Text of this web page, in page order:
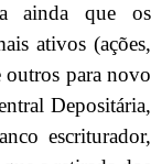
ainda que os
ativos (ações,
para novo
Depositária,
escriturador,